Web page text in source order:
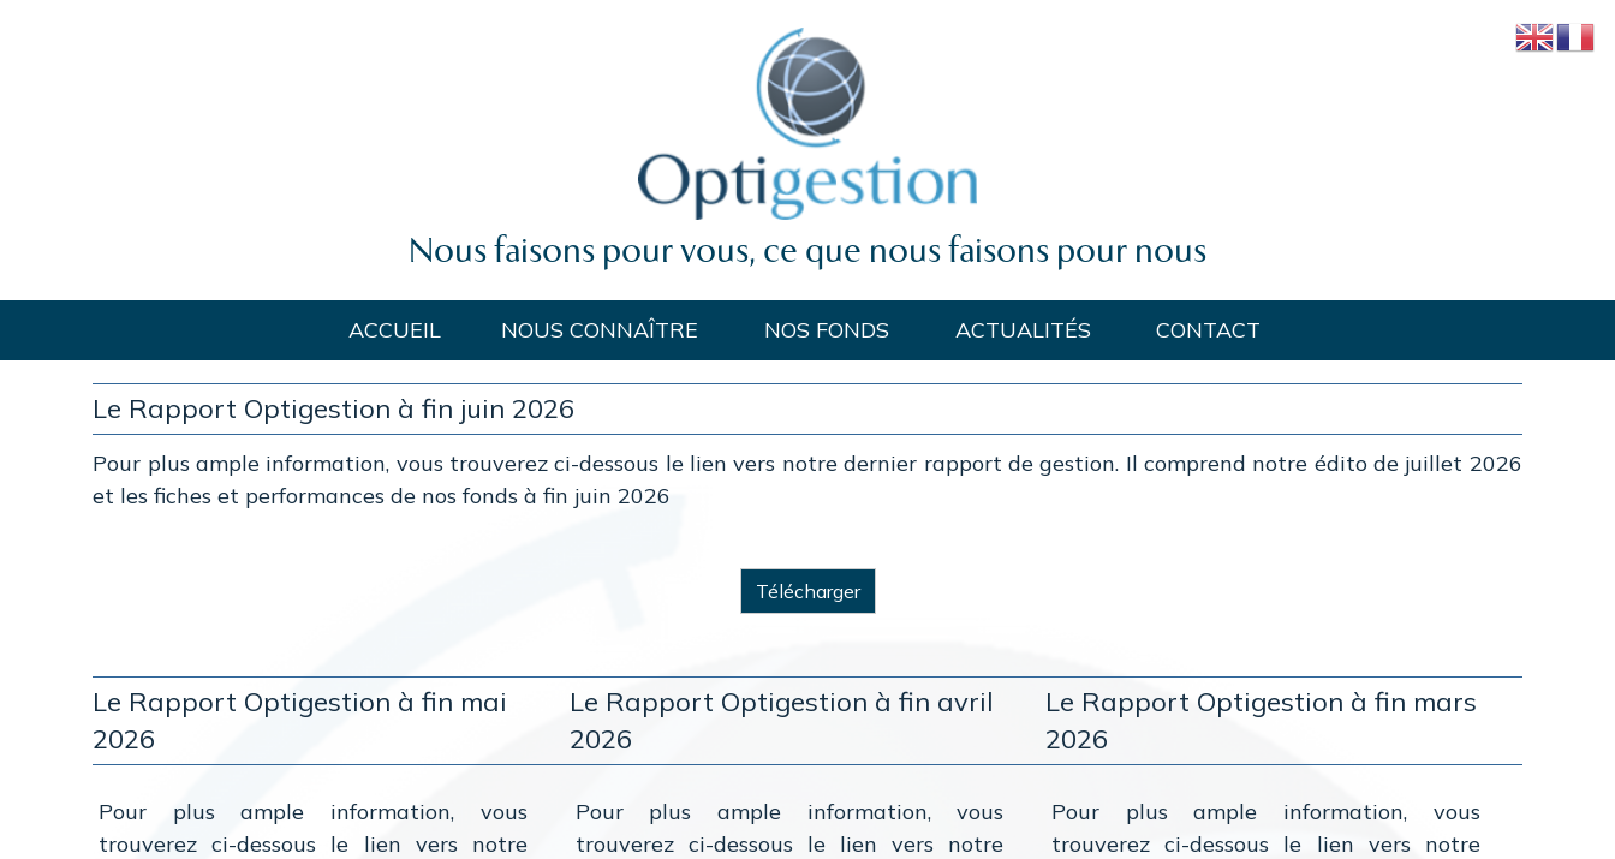
Nous faisons pour vous, ce que nous faisons pour nous
ACCUEIL NOUS CONNAÎTRE NOS FONDS ACTUALITÉS CONTACT
Le Rapport Optigestion à fin juin 2026
Pour plus ample information, vous trouverez ci-dessous le lien vers notre dernier rapport de gestion. Il comprend notre édito de juillet 2026
et les fiches et performances de nos fonds à fin juin 2026
Télécharger
Le Rapport Optigestion à fin mai
2026
Pour plus ample information, vous
trouverez ci-dessous le lien vers notre
Le Rapport Optigestion à fin avril
2026
Pour plus ample information, vous
trouverez ci-dessous le lien vers notre
Le Rapport Optigestion à fin mars
2026
Pour plus ample information, vous
trouverez ci-dessous le lien vers notre